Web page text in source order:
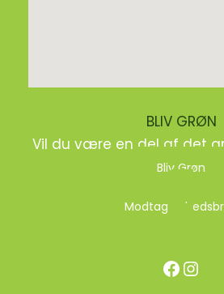
BLIV GRØN
Vil du være en del af det
Bliv Grøn
Modtag
Facebook Instagram